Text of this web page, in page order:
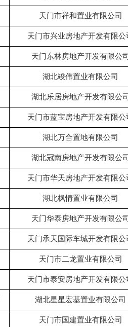
天门市祥和置业有限公司
天门市兴业房地产开发有限公
天门东林房地产开发有限公司
湖北竣伟置业有限公司
湖北乐居房地产开发有限公司
天门市蓝宝房地产开发有限公
湖北万合置地有限公司
湖北冠南房地产开发有限公司
天门市华天房地产开发有限公
湖北枫情置业有限公司
天门华泰房地产开发有限公司
天门承天国际车城开发有限公
天门市二龙置业有限公司
天门市泰安房地产开发有限公
湖北星星宏基置业有限公司
天门市国建置业有限公司